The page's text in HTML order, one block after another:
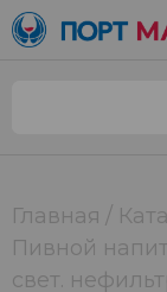
Главная
Пивной
свет.